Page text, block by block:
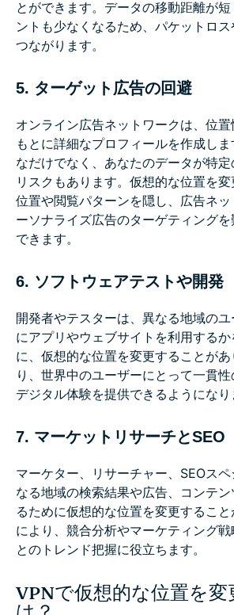
とができます。データの移動距離が
ントも少なくなるため、パケットロ
つながります。
5. ターゲット広告の回避
オンライン広告ネットワークは、位
もとに詳細なプロフィールを作成し
なだけでなく、あなたのデータが特
リスクもあります。仮想的な位置を
位置や閲覧パターンを隠し、広告ネ
ーソナライズ広告のターゲティング
できます。
6. ソフトウェアテストや開発
開発者やテスターは、異なる地域のユ
にアプリやウェブサイトを利用する
に、仮想的な位置を変更することが
り、世界中のユーザーにとって一貫
デジタル体験を提供できるようになり
7. マーケットリサーチとSEO
マーケター、リサーチャー、SEOス
なる地域の検索結果や広告、コンテ
るために仮想的な位置を変更するこ
により、競合分析やマーケティング
とのトレンド把握に役立ちます。
VPNで仮想的な位置を変